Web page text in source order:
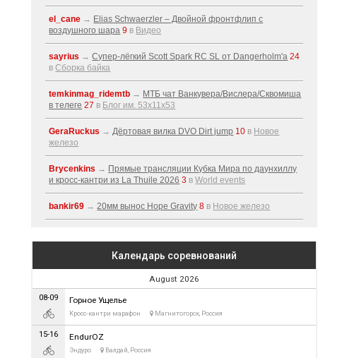
el_cane → Elias Schwaerzler – Двойной фронтфлип с
воздушного шара 9 в Видео
sayrius →Супер-лёгкий Scott Spark RC SL от Dangerholm'a 24
вСборка байка
temkinmag_ridemtb → МТБ чат Ванкувера/Вислера/Сквомиша
в телеге 27 в Блог им. 53x11x53
GeraRuckus →Дёртовая вилка DVO Dirt jump 10 в Новое
железо
Brycenkins → Прямые трансляции Кубка Мира по даунхиллу
и кросс-кантри из La Thuile 2026 3 вWorld events
bankir69 →20мм вынос Hope Gravity 8 в Новое железо